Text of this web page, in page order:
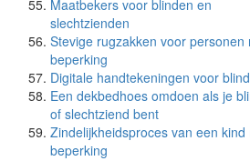
Maatbekers voor blinden en
slechtzienden
Stevige rugzakken voor personen
beperking
Digitale handtekeningen voor
Een dekbedhoes omdoen als je
of slechtziend bent
Zindelijkheidsproces van een
beperking